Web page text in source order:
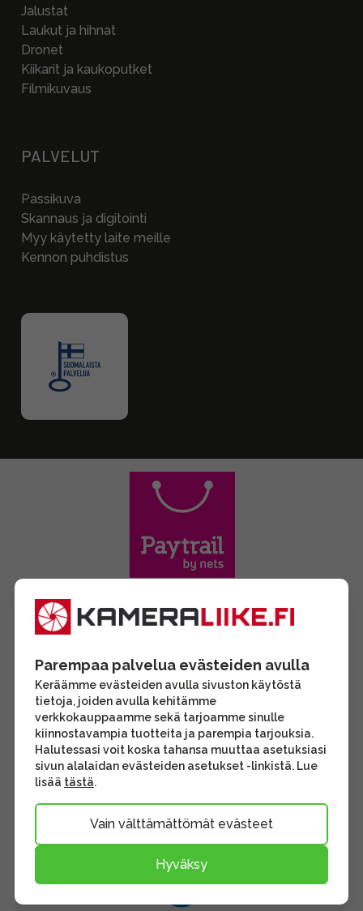
Jalustat
Laukut ja hihnat
Dronet
Kiikarit ja kaukoputket
Filmikuvaus
PALVELUT
Passikuva
Skannaus ja digitointi
Myy käytetty laite meille
Kennon puhdistus
Parempaa palvelua evästeiden avulla
Keräämme evästeiden avulla sivuston käytöstä
tietoja, joiden avulla kehitämme
verkkokauppaamme sekä tarjoamme sinulle
kiinnostavampia tuotteita ja parempia tarjouksia.
Halutessasi voit koska tahansa muuttaa asetuksiasi
sivun alalaidan evästeiden asetukset -linkistä. Lue
lisää tästä.
Vain välttämättömät evästeet
Hyväksy